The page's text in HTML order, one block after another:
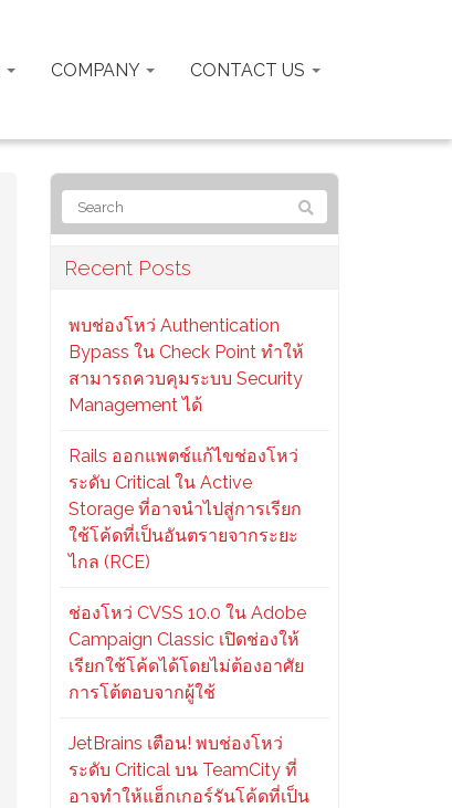
COMPANY CONTACT US
Recent Posts
พบช่องโหว่ Authentication
Bypass ใน Check Point ทำให้
สามารถควบคุมระบบ Security
Management ได้
Rails ออกแพตช์แก้ไขช่องโหว่
ระดับ Critical ใน Active
Storage ที่อาจนำไปสู่การเรียก
ใช้โค้ดที่เป็นอันตรายจากระยะ
ไกล (RCE)
ช่องโหว่ CVSS 10.0 ใน Adobe
Campaign Classic เปิดช่องให้
เรียกใช้โค้ดได้โดยไม่ต้องอาศัย
การโต้ตอบจากผู้ใช้
JetBrains เตือน! พบช่องโหว่
ระดับ Critical บน TeamCity ที่
อาจทำให้แฮ็กเกอร์รันโค้ดที่เป็น